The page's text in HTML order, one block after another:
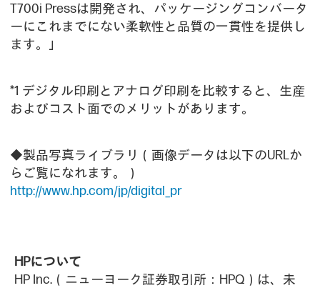
T700i Pressは開発され、パッケージングコンバータ
ーにこれまでにない柔軟性と品質の一貫性を提供し
ます。」
*1 デジタル印刷とアナログ印刷を比較すると、生産
およびコスト面でのメリットがあります。
◆製品写真ライブラリ（画像データは以下のURLか
らご覧になれます。）
http://www.hp.com/jp/digital_pr
HPについて
HP Inc.（ニューヨーク証券取引所：HPQ）は、未